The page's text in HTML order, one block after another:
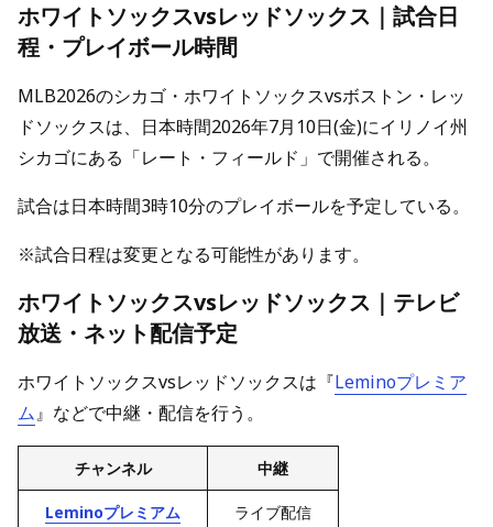
ホワイトソックスvsレッドソックス｜試合日
程・プレイボール時間
MLB2026のシカゴ・ホワイトソックスvsボストン・レッ
ドソックスは、日本時間2026年7月10日(金)にイリノイ州
シカゴにある「レート・フィールド」で開催される。
試合は日本時間3時10分のプレイボールを予定している。
※試合日程は変更となる可能性があります。
ホワイトソックスvsレッドソックス｜テレビ
放送・ネット配信予定
ホワイトソックスvsレッドソックスは『Leminoプレミア
ム』などで中継・配信を行う。
チャンネル 中継
Leminoプレミアム ライブ配信